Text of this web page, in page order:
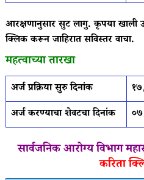
आरक्षणानुसार सुट लागु. कृपया खाली
क्लिक करून जाहिरात सविस्तर वाचा.
महत्वाच्या तारखा
अर्ज प्रक्रिया सुरु दिनांक
अर्ज करण्याचा शेवटचा दिनांक
सार्वजनिक आरोग्य विभाग
करिता